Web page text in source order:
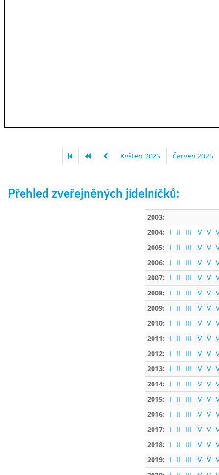
Květen 2025 Červen 2025
Přehled zveřejněných jídelníčků:
2003:
2004:
I II III IV V
2005:
I II III IV V
2006:
I II III IV V
2007:
I II III IV V
2008:
I II III IV V
2009:
I II III IV V
2010:
I II III IV V
2011:
I II III IV V
2012:
I II III IV V
2013:
I II III IV V
2014:
I II III IV V
2015:
I II III IV V
2016:
I II III IV V
2017:
I II III IV V
2018:
I II III IV V
2019:
I II III IV V